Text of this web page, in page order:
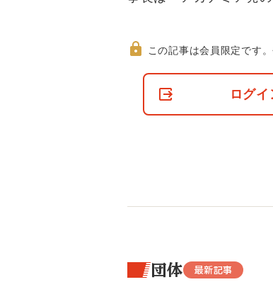
て
この記事は会員限定です。
ログイ
団体 最新記事